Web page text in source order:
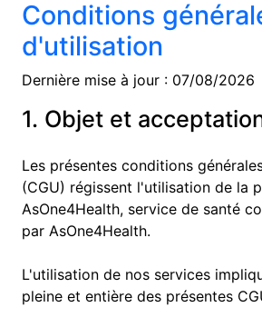
Conditions
d'utilisation
Dernière mise à jour : 07/08/2026
1. Objet et
Les présentes conditions
(CGU) régissent l'utilisation de la
AsOne4Health, service de santé
par AsOne4Health.
L'utilisation de nos services
pleine et entière des présentes